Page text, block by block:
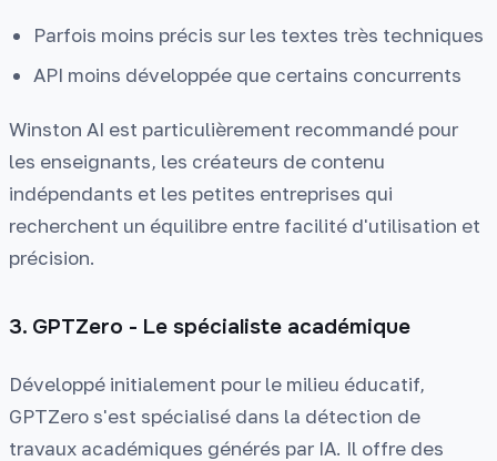
Parfois moins précis sur les textes très techniques
API moins développée que certains concurrents
Winston AI est particulièrement recommandé pour
les enseignants, les créateurs de contenu
indépendants et les petites entreprises qui
recherchent un équilibre entre facilité d'utilisation et
précision.
3. GPTZero - Le spécialiste académique
Développé initialement pour le milieu éducatif,
GPTZero s'est spécialisé dans la détection de
travaux académiques générés par IA. Il offre des